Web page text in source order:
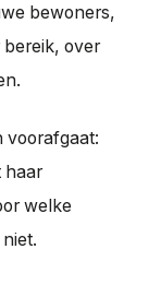
bewoners,
bereik, over
voorafgaat:
haar
welke